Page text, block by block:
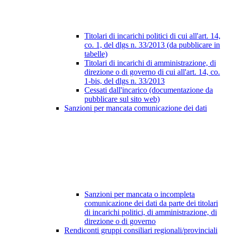
Titolari di incarichi politici di cui all'art. 14,
co. 1, del dlgs n. 33/2013 (da pubblicare in
tabelle)
Titolari di incarichi di amministrazione, di
direzione o di governo di cui all'art. 14, co.
1-bis, del dlgs n. 33/2013
Cessati dall'incarico (documentazione da
pubblicare sul sito web)
Sanzioni per mancata comunicazione dei dati
Sanzioni per mancata o incompleta
comunicazione dei dati da parte dei titolari
di incarichi politici, di amministrazione, di
direzione o di governo
Rendiconti gruppi consiliari regionali/provinciali